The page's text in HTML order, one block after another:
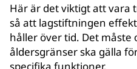
Här är det viktigt att vara
så att lagstiftningen
håller över tid. Det måste
åldersgränser ska gälla
specifika funktioner.